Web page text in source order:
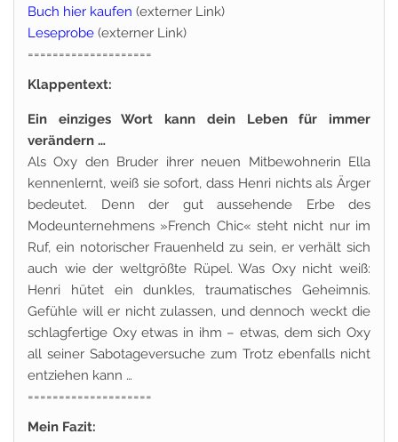
Buch hier kaufen (externer Link)
Leseprobe (externer Link)
====================
Klappentext:
Ein einziges Wort kann dein Leben für immer
verändern …
Als Oxy den Bruder ihrer neuen Mitbewohnerin Ella
kennenlernt, weiß sie sofort, dass Henri nichts als Ärger
bedeutet. Denn der gut aussehende Erbe des
Modeunternehmens »French Chic« steht nicht nur im
Ruf, ein notorischer Frauenheld zu sein, er verhält sich
auch wie der weltgrößte Rüpel. Was Oxy nicht weiß:
Henri hütet ein dunkles, traumatisches Geheimnis.
Gefühle will er nicht zulassen, und dennoch weckt die
schlagfertige Oxy etwas in ihm – etwas, dem sich Oxy
all seiner Sabotageversuche zum Trotz ebenfalls nicht
entziehen kann …
====================
Mein Fazit: